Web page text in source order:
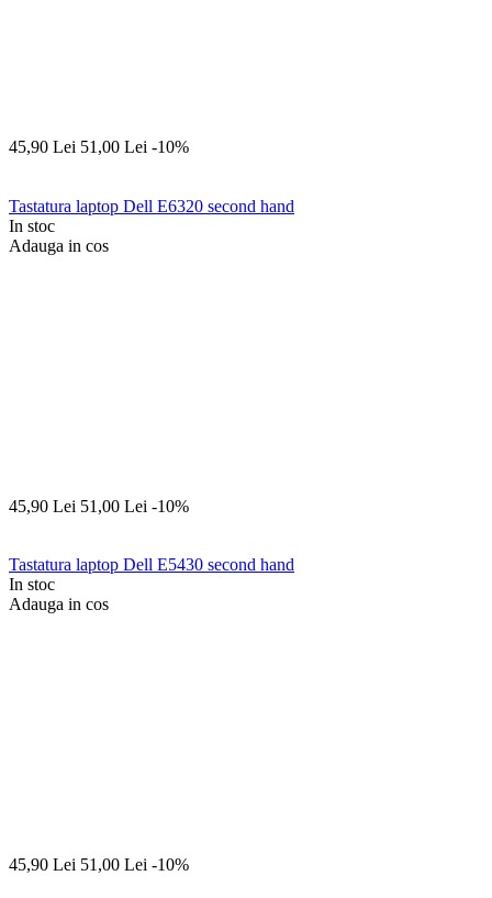
45,90 Lei 51,00 Lei -10%
Tastatura laptop Dell E6320 second hand
In stoc
Adauga in cos
45,90 Lei 51,00 Lei -10%
Tastatura laptop Dell E5430 second hand
In stoc
Adauga in cos
45,90 Lei 51,00 Lei -10%